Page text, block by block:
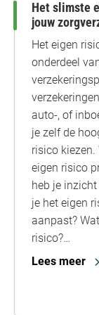
Het slimste
jouw
Het eigen
onderdeel
auto-, of
je zelf de
risico
eigen risico
heb je
je het eigen
aanpast?
risico?…
Lees meer